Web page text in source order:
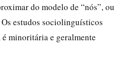
do modelo de “nós”, ou
estudos sociolinguísticos
é minoritária e geralmente